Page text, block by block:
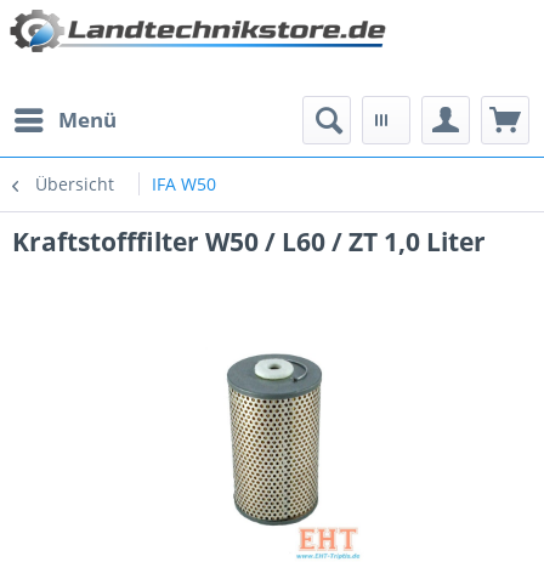
Menü
Übersicht IFA W50
Kraftstofffilter W50 / L60 / ZT 1,0 Liter